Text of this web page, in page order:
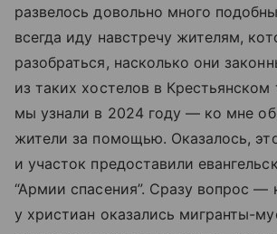
развелось довольно много
всегда иду навстречу жителям,
разобраться, насколько они
из таких хостелов в Крестьянском
мы узнали в 2024 году — ко мне
жители за помощью. Оказалось,
и участок предоставили
“Армии спасения”. Сразу вопрос —
у христиан оказались мигранты-